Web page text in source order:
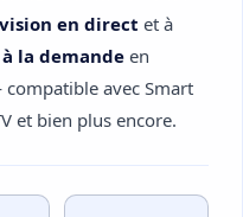
en direct et à
la demandeen
avec Smart
et bien plus encore.